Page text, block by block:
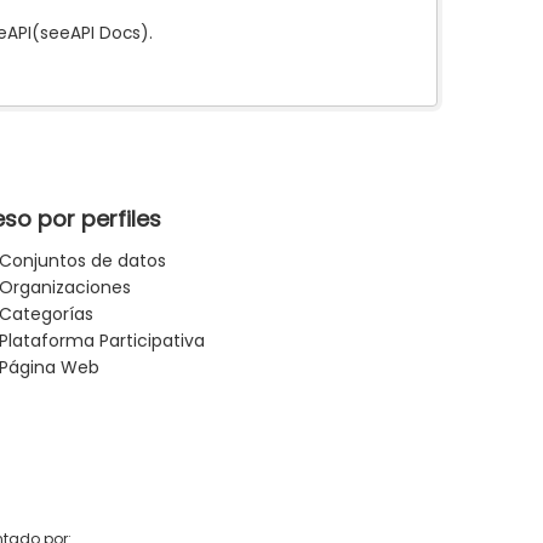
API(seeAPI Docs).
por perfiles
Conjuntos de datos
Organizaciones
Categorías
Plataforma Participativa
Página Web